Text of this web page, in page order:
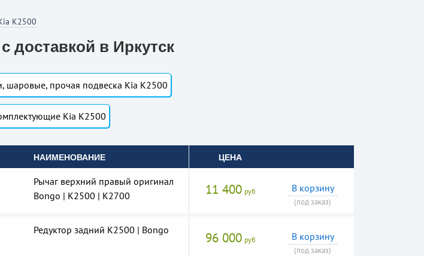
K2500
доставкой в Иркутск
шаровые, прочая подвеска Kia K2500
Kia K2500
НАИМЕНОВАНИЕ ЦЕНА
Рычаг верхний правый оригинал
Bongo | K2500 | K2700
11 400 руб В корзину
(под заказ)
Редуктор задний K2500 | Bongo 96 000 руб В корзину
(под заказ)